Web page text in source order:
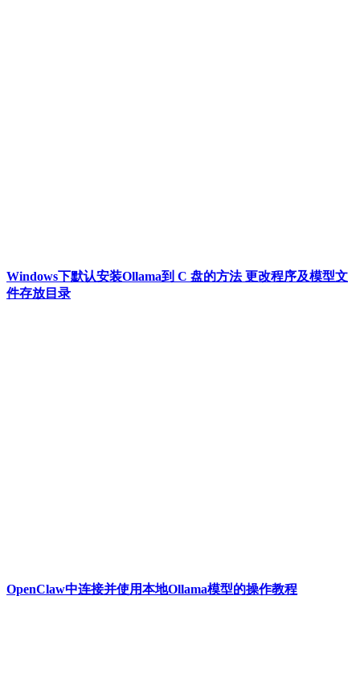
Windows下默认安装Ollama到 C 盘的方法 更改程序及模型文
件存放目录
OpenClaw中连接并使用本地Ollama模型的操作教程